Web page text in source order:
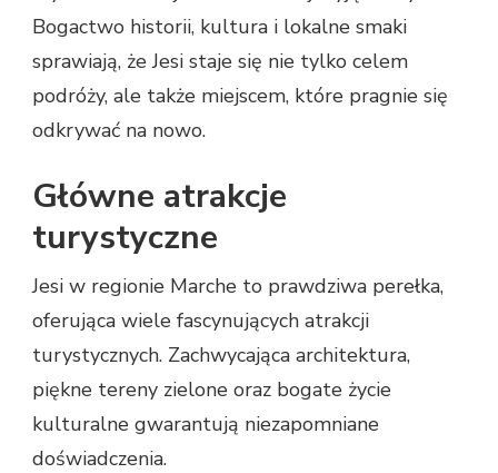
Bogactwo historii, kultura i lokalne smaki
sprawiają, że Jesi staje się nie tylko celem
podróży, ale także miejscem, które pragnie się
odkrywać na nowo.
Główne atrakcje
turystyczne
Jesi w regionie Marche to prawdziwa perełka,
oferująca wiele fascynujących atrakcji
turystycznych. Zachwycająca architektura,
piękne tereny zielone oraz bogate życie
kulturalne gwarantują niezapomniane
doświadczenia.